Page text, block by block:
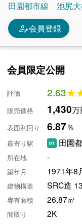
田園都市線 池尻
person_edit会員登録
会員限定公開
評価 2.63
販売価格 1,430万
表面利回り 6.87％
最寄り駅 田園
所在地 -
築年月 1971年8
建物構造 SRC造
専有面積 26.87㎡
間取り 2K